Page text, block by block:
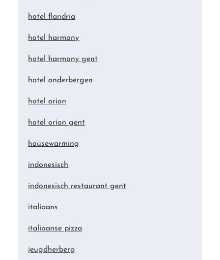
hotel flandria
hotel harmony
hotel harmony gent
hotel onderbergen
hotel orion
hotel orion gent
housewarming
indonesisch
indonesisch restaurant gent
italiaans
italiaanse pizza
jeugdherberg